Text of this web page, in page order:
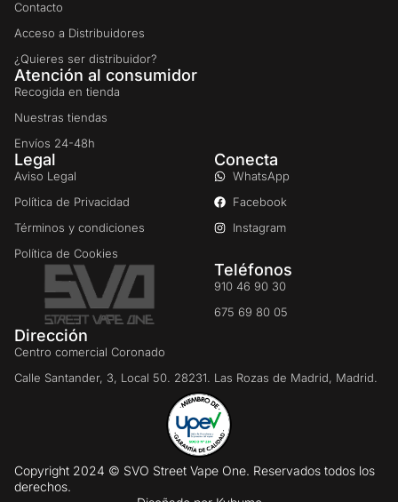
Contacto
Acceso a Distribuidores
¿Quieres ser distribuidor?
Atención al consumidor
Recogida en tienda
Nuestras tiendas
Envíos 24-48h
Legal
Aviso Legal
Política de Privacidad
Términos y condiciones
Política de Cookies
Conecta
WhatsApp
Facebook
Instagram
Teléfonos
910 46 90 30
675 69 80 05
Dirección
Centro comercial Coronado
Calle Santander, 3, Local 50. 28231. Las Rozas de Madrid, Madrid.
Copyright 2024 © SVO Street Vape One. Reservados todos los
derechos.